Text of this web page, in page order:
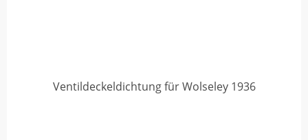
Ventildeckeldichtung für Wolseley 1936